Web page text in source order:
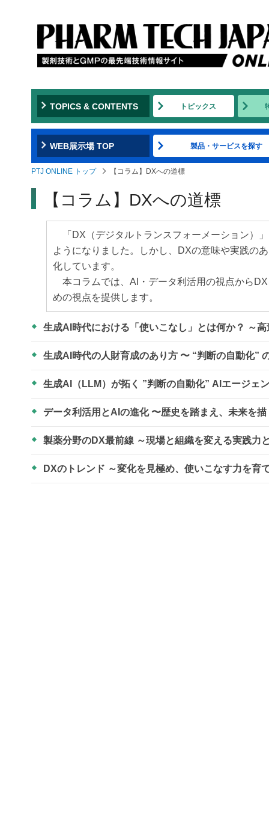
TOPICS & CONTENTS トピックス
WEB展示場 TOP 製品・サービスを探す
PTJ ONLINE トップ 【コラム】DXへの道標
【コラム】DXへの道標
「DX（デジタルトランスフォーメーション）
ようになりました。しかし、DXの意味や実践の
化しています。
本コラムでは、AI・データ利活用の視点から
めの視点を提供します。
生成AI時代における「使いこなし」とは何か？ ～
生成AI時代の人財育成のあり方 〜 “判断の自動化”
生成AI（LLM）が拓く ”判断の自動化” AIエージェ
データ利活用とAIの進化 〜歴史を踏まえ、未来を
製薬分野のDX最前線 ～現場と組織を変える実践力
DXのトレンド ～変化を見極め、使いこなす力を育